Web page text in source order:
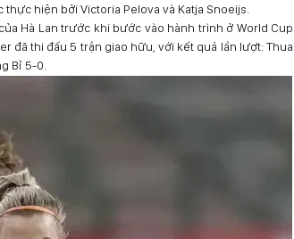
hiện bởi Victoria Pelova và Katja Snoeijs.
Hà Lan trước khi bước vào hành trình ở World Cup
đã thi đấu 5 trận giao hữu, với kết quả lần lượt: Thua
Bỉ 5-0.